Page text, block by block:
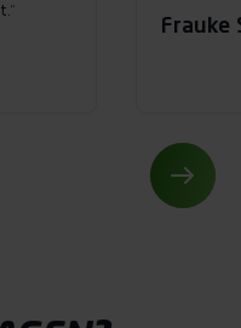
Frauke